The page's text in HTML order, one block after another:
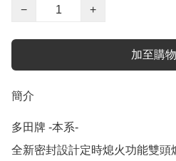
−
+
加至購
簡介
多田牌 -本系-
全新密封設計定時熄火功能雙頭